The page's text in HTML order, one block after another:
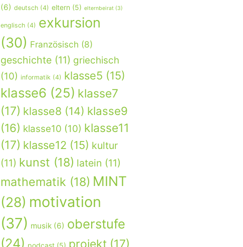
(6) deutsch (4) eltern (5) elternbeirat (3)
englisch (4) exkursion
(30) Französisch (8)
geschichte (11) griechisch
(10) informatik (4) klasse5 (15)
klasse6 (25) klasse7
(17) klasse8 (14) klasse9
(16) klasse10 (10) klasse11
(17) klasse12 (15) kultur
(11) kunst (18) latein (11)
mathematik (18) MINT
(28) motivation
(37) musik (6) oberstufe
(24) podcast (5) projekt (17)